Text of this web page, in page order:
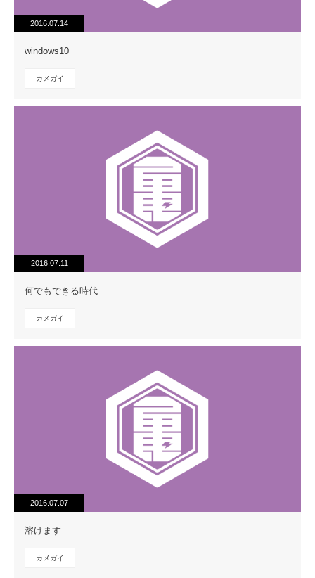
2016.07.14
windows10
カメガイ
2016.07.11
何でもできる時代
カメガイ
2016.07.07
溶けます
カメガイ